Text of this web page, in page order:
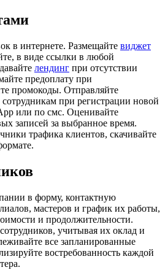
в интернете. Размещайте виджет
в виде ссылки в любой
лендинг при отсутствии
предоплату при
промокоды. Отправляйте
при регистрации новой
или по смс. Оценивайте
записей за выбранное время.
трафика клиентов, скачивайте
в форму, контактную
мастеров и график их работы,
и продолжительности.
учитывая их оклад и
все запланированные
востребованность каждой